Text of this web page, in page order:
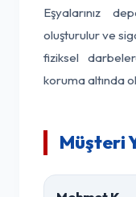
Eşyalarınız
oluşturulur ve
fiziksel
koruma altında
Müşteri